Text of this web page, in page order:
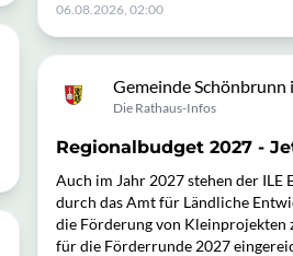
06.08.2026, 02:00
Gemeinde Schönbrunn
Die Rathaus-Infos
Regionalbudget 2027 -
Auch im Jahr 2027 stehen der
durch das Amt für Ländliche
die Förderung von Kleinprojekten
für die Förderrunde 2027